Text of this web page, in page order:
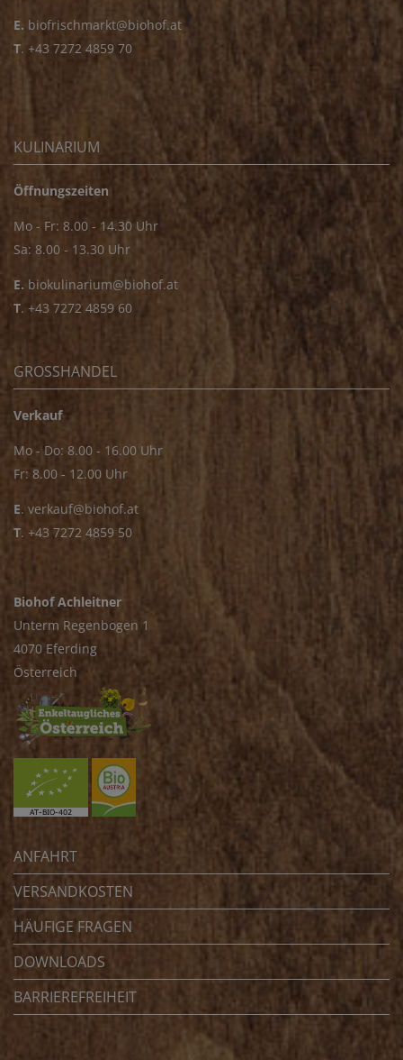
E. biofrischmarkt@biohof.at
T. +43 7272 4859 70
KULINARIUM
Öffnungszeiten
Mo - Fr: 8.00 - 14.30 Uhr
Sa: 8.00 - 13.30 Uhr
E. biokulinarium@biohof.at
T. +43 7272 4859 60
GROSSHANDEL
Verkauf
Mo - Do: 8.00 - 16.00 Uhr
Fr: 8.00 - 12.00 Uhr
E. verkauf@biohof.at
T. +43 7272 4859 50
Biohof Achleitner
Unterm Regenbogen 1
4070 Eferding
Österreich
ANFAHRT
VERSANDKOSTEN
HÄUFIGE FRAGEN
DOWNLOADS
BARRIEREFREIHEIT